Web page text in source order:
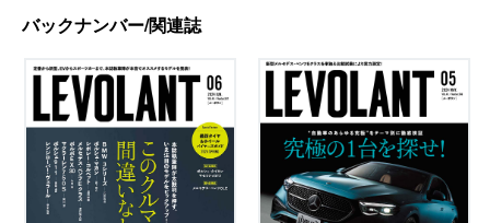
バックナンバー/関連誌